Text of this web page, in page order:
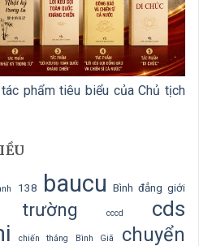
phẩm tiêu biểu của Chủ tịch
138 baucu Bình đẳng giới
cccd cds
chiến thắng Bình Giã
chuyển